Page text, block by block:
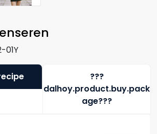
01Y
???
dalhoy.product.buy.pack
age???